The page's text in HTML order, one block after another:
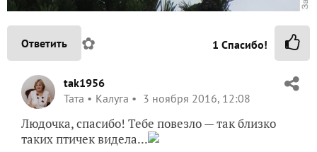
Ответить ✿ 1 Спасибо!
tak1956
Taта
Калуга 3 ноября 2016, 12:08
Людочка, спасибо! Тебе повезло — так близко
таких птичек видела...